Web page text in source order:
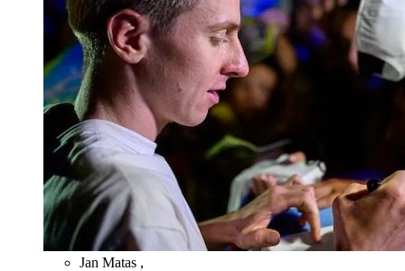
Jan Matas ,